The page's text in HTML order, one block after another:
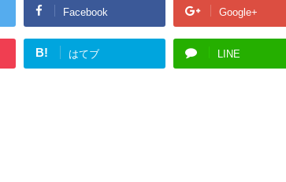
Facebook Google+
B! はてブ LINE